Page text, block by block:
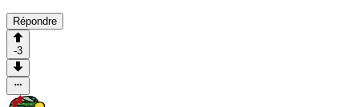
Répondre
-3